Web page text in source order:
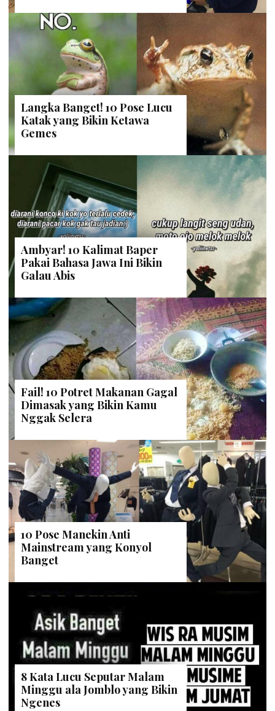
Langka Banget! 10 Pose Lucu
Katak yang Bikin Ketawa
Gemes
Ambyar! 10 Kalimat Baper
Pakai Bahasa Jawa Ini Bikin
Galau Abis
Fail! 10 Potret Makanan Gagal
Dimasak yang Bikin Kamu
Nggak Selera
10 Pose Manekin Anti
Mainstream yang Konyol
Banget
8 Kata Lucu Seputar Malam
Minggu ala Jomblo yang Bikin
Ngenes